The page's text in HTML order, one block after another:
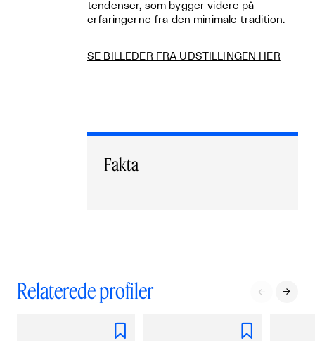
tendenser, som bygger videre på
erfaringerne fra den minimale tradition.
SE BILLEDER FRA UDSTILLINGEN HER
Fakta
Relaterede profiler  
 